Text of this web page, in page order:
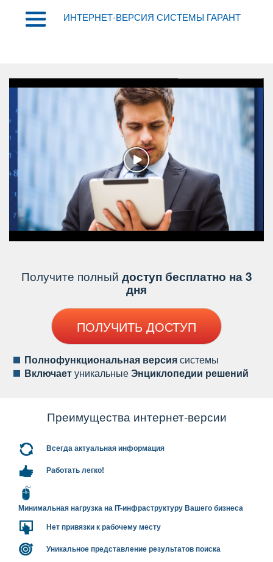
ИНТЕРНЕТ-ВЕРСИЯ СИСТЕМЫ ГАРАНТ
Получите полный доступ бесплатно на 3
дня
ПОЛУЧИТЬ ДОСТУП
Полнофункциональная версиясистемы
ключаетуникальныеЭнциклопедии решений
Преимущества интернет-версии
сегда актуальная информация
Работать легко!
Минимальная нагрузка на IT-инфраструктуру Вашего бизнеса
Нет привязки к рабочему месту
Уникальное представление результатов поиска